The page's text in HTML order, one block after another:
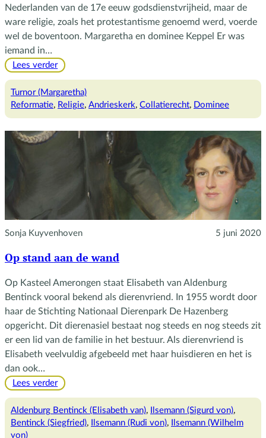
Nederlanden van de 17e eeuw godsdienstvrijheid, maar de
ware religie, zoals het protestantisme genoemd werd, voerde
wel de boventoon. Margaretha en dominee Keppel Er was
iemand in…
Lees verder:
dominee
Turnor (Margaretha)
Reformatie, Religie, Andrieskerk, Collatierecht, Dominee
Sonja Kuyvenhoven 5 juni 2020
Op stand aan de wand
Op Kasteel Amerongen staat Elisabeth van Aldenburg
Bentinck vooral bekend als dierenvriend. In 1955 wordt door
haar de Stichting Nationaal Dierenpark De Hazenberg
opgericht. Dit dierenasiel bestaat nog steeds en nog steeds zit
er een lid van de familie in het bestuur. Als dierenvriend is
Elisabeth veelvuldig afgebeeld met haar huisdieren en het is
dan ook…
Lees verder:
stand
aan
Aldenburg Bentinck (Elisabeth van), Ilsemann (Sigurd von)
Bentinck (Siegfried), Ilsemann (Rudi von),
Ilsemann (Wilhelm
von)